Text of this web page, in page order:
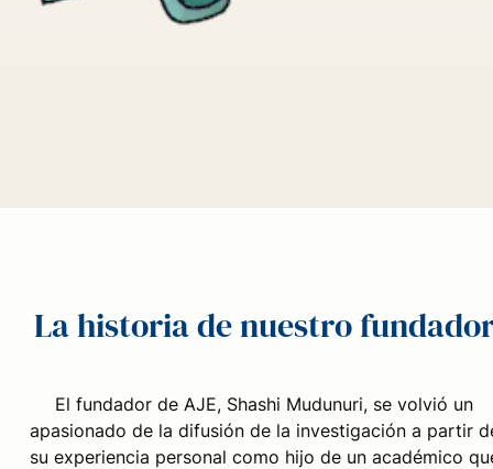
La historia de nuestro
El fundador de AJE, Shashi Mudunuri, se volvió un
apasionado de la difusión de la investigación a partir
su experiencia personal como hijo de un académico